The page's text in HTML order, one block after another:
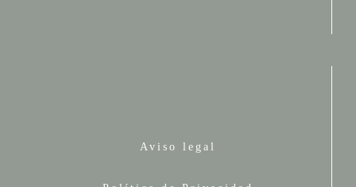
Aviso legal